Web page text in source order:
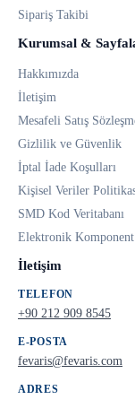
Sipariş Takibi
Kurumsal &
Hakkımızda
İletişim
Mesafeli Satış
Gizlilik ve Güvenlik
İptal İade Koşulları
Kişisel Veriler
SMD Kod Veritabanı
Elektronik Komponent
İletişim
TELEFON
+90 212 909 8545
E-POSTA
fevaris@fevaris.com
ADRES